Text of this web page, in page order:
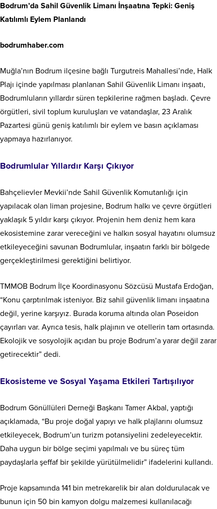
Bodrum’da Sahil Güvenlik Limanı İnşaatına Tepki: Geniş
Katılımlı Eylem Planlandı
bodrumhaber.com
Muğla’nın Bodrum ilçesine bağlı Turgutreis Mahallesi’nde, Halk
Plajı içinde yapılması planlanan Sahil Güvenlik Limanı inşaatı,
Bodrumluların yıllardır süren tepkilerine rağmen başladı. Çevre
örgütleri, sivil toplum kuruluşları ve vatandaşlar, 23 Aralık
Pazartesi günü geniş katılımlı bir eylem ve basın açıklaması
yapmaya hazırlanıyor.
Bodrumlular Yıllardır Karşı Çıkıyor
Bahçelievler Mevkii’nde Sahil Güvenlik Komutanlığı için
yapılacak olan liman projesine, Bodrum halkı ve çevre örgütleri
yaklaşık 5 yıldır karşı çıkıyor. Projenin hem deniz hem kara
ekosistemine zarar vereceğini ve halkın sosyal hayatını olumsuz
etkileyeceğini savunan Bodrumlular, inşaatın farklı bir bölgede
gerçekleştirilmesi gerektiğini belirtiyor.
TMMOB Bodrum İlçe Koordinasyonu Sözcüsü Mustafa Erdoğan,
“Konu çarptırılmak isteniyor. Biz sahil güvenlik limanı inşaatına
değil, yerine karşıyız. Burada koruma altında olan Poseidon
çayırları var. Ayrıca tesis, halk plajının ve otellerin tam ortasında.
Ekolojik ve sosyolojik açıdan bu proje Bodrum’a yarar değil zarar
getirecektir” dedi.
Ekosisteme ve Sosyal Yaşama Etkileri Tartışılıyor
Bodrum Gönüllüleri Derneği Başkanı Tamer Akbal, yaptığı
açıklamada, “Bu proje doğal yapıyı ve halk plajlarını olumsuz
etkileyecek, Bodrum’un turizm potansiyelini zedeleyecektir.
Daha uygun bir bölge seçimi yapılmalı ve bu süreç tüm
paydaşlarla şeffaf bir şekilde yürütülmelidir” ifadelerini kullandı.
Proje kapsamında 141 bin metrekarelik bir alan doldurulacak ve
bunun için 50 bin kamyon dolgu malzemesi kullanılacağı